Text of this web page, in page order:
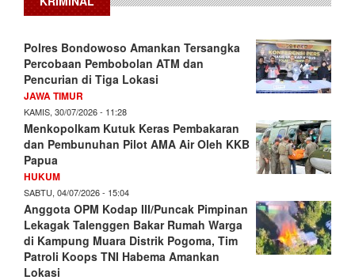
Polres Bondowoso Amankan Tersangka
Percobaan Pembobolan ATM dan
Pencurian di Tiga Lokasi
JAWA TIMUR
KAMIS, 30/07/2026 - 11:28
Menkopolkam Kutuk Keras Pembakaran
dan Pembunuhan Pilot AMA Air Oleh KKB
Papua
HUKUM
SABTU, 04/07/2026 - 15:04
Anggota OPM Kodap III/Puncak Pimpinan
Lekagak Talenggen Bakar Rumah Warga
di Kampung Muara Distrik Pogoma, Tim
Patroli Koops TNI Habema Amankan
Lokasi